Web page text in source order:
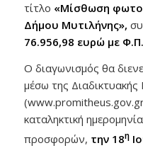
τίτλο «Μίσθωση
Δήμου Μυτιλήνης»,
76.956,98 ευρώ με
Ο διαγωνισμός θα
μέσω της
καταληκτική
προσφορών, την 18η